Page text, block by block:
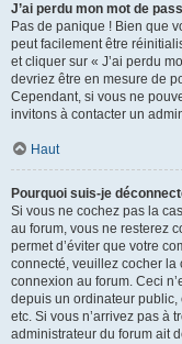
J’ai perdu mon mot de
Pas de panique ! Bien que
peut facilement être
et cliquer sur « J’ai perdu
devriez être en mesure de
Cependant, si vous ne
invitons à contacter un
Haut
Pourquoi suis-je
Si vous ne cochez pas la
au forum, vous ne resterez
permet d’éviter que votre
connecté, veuillez cocher la
connexion au forum. Ceci
depuis un ordinateur
etc. Si vous n’arrivez pas à
administrateur du forum ait